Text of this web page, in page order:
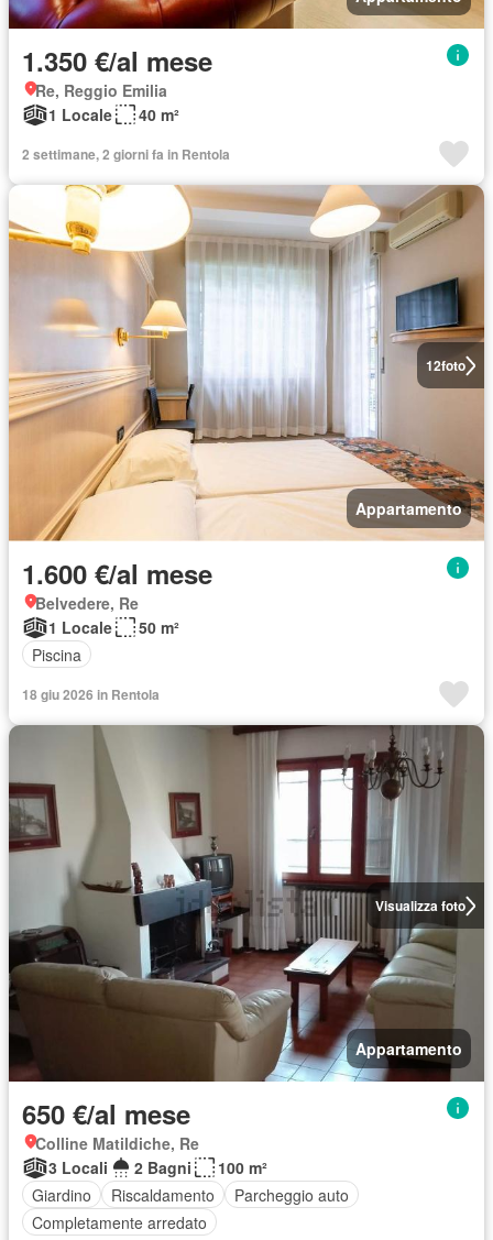
1.350 €/al mese
Re, Reggio Emilia
1 Locale
40 m²
2 settimane, 2 giorni fa in Rentola
12foto
Appartamento
1.600 €/al mese
Belvedere, Re
1 Locale
50 m²
Piscina
18 giu 2026 in Rentola
Visualizza foto
Appartamento
650 €/al mese
Colline Matildiche, Re
3 Locali
2 Bagni
100 m²
Giardino
Riscaldamento
Parcheggio auto
Completamente arredato